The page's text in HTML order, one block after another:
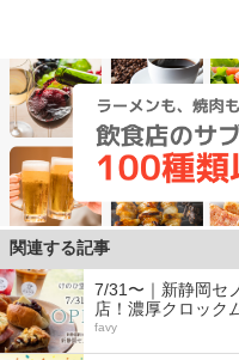
関連する記事
7/31〜｜新静岡セ
店！濃厚クロック
favy